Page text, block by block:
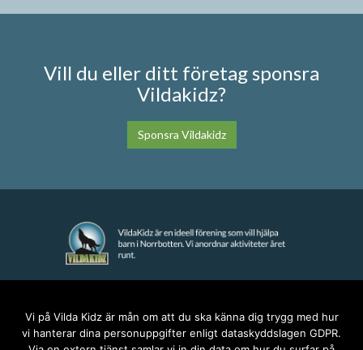
Vill du eller ditt företag sponsra
Vildakidz?
Sponsra Vildakidz
anna@vildakidz.se
Vi på Vilda Kidz är mån om att du ska känna dig trygg med hur
vi hanterar dina personuppgifter enligt dataskyddslagen GDPR.